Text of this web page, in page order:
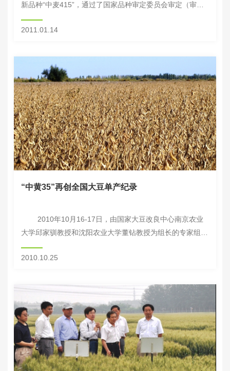
新品种“中麦415”，通过了国家品种审定委员会审定（审定
号：国审麦2010016），并申请了品种保护。 “中麦
415”组...
2011.01.14
“中黄35”再创全国大豆单产纪录
2010年10月16-17日，由国家大豆改良中心南京农业
大学邱家驯教授和沈阳农业大学董钻教授为组长的专家组对
中国农业科学院作物科学研究所在新疆生产建设兵团农八师
148团试验站与该试验站...
2010.10.25